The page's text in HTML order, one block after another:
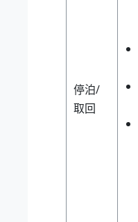
停泊/
取回